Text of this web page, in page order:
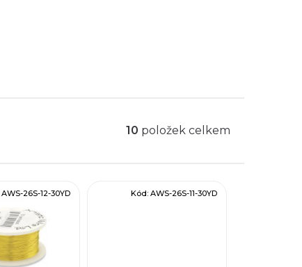
naušnic,... Použít k obdrátkování
10 položek celkem
AWS-26S-12-30YD Kód: AWS-26S-11-30YD